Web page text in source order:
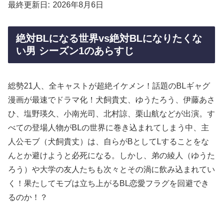
最終更新日 2026年8月6日
絶対BLになる世界vs絶対BLになりたくな
い男 シーズン1のあらすじ
総勢21人、全キャストが超絶イケメン！話題のBLギャグ
漫画が最速でドラマ化！犬飼貴丈、ゆうたろう、伊藤あさ
ひ、塩野瑛久、小南光司、北村諒、栗山航などが出演。す
べての登場人物がBLの世界に巻き込まれてしまう中、主
人公モブ（犬飼貴丈）は、自らがBとしてLすることをな
んとか避けようと必死になる。しかし、弟の綾人（ゆうた
ろう）や大学の友人たちも次々とその渦に飲み込まれてい
く！果たしてモブは立ち上がるBL恋愛フラグを回避でき
るのか！？